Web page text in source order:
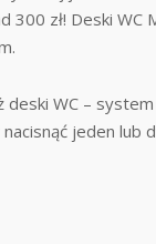
300 zł! Deski
WC –
jeden lub